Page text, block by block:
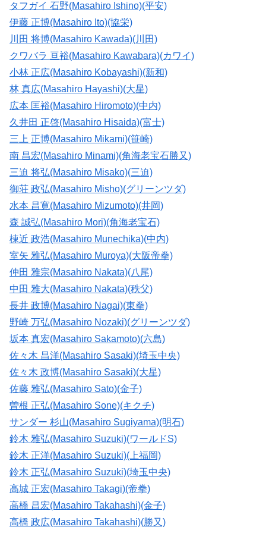
タフガイ 石野(Masahiro Ishino)(平安)
伊藤 正博(Masahiro Ito)(協栄)
川田 将博(Masahiro Kawada)(川田)
クワバラ 亘裕(Masahiro Kawabara)(カワイ)
小林 正広(Masahiro Kobayashi)(新和)
林 真広(Masahiro Hayashi)(大星)
広本 匡裕(Masahiro Hiromoto)(中内)
久井田 正啓(Masahiro Hisaida)(富士)
三上 正博(Masahiro Mikami)(笹崎)
南 昌宏(Masahiro Minami)(角海老宝石勝又)
三迫 将弘(Masahiro Misako)(三迫)
御荘 政弘(Masahiro Misho)(グリーンツダ)
水本 昌寛(Masahiro Mizumoto)(井岡)
森 誠弘(Masahiro Mori)(角海老宝石)
棟近 政浩(Masahiro Munechika)(中内)
室矢 雅弘(Masahiro Muroya)(大阪帝拳)
仲田 雅宗(Masahiro Nakata)(八尾)
中田 雅大(Masahiro Nakata)(秩父)
長井 政博(Masahiro Nagai)(東拳)
野崎 万弘(Masahiro Nozaki)(グリーンツダ)
坂本 真宏(Masahiro Sakamoto)(六島)
佐々木 昌洋(Masahiro Sasaki)(埼玉中央)
佐々木 政博(Masahiro Sasaki)(大星)
佐藤 雅弘(Masahiro Sato)(金子)
曽根 正弘(Masahiro Sone)(キクチ)
サンダー 杉山(Masahiro Sugiyama)(明石)
鈴木 雅弘(Masahiro Suzuki)(ワールドS)
鈴木 正洋(Masahiro Suzuki)(上福岡)
鈴木 正弘(Masahiro Suzuki)(埼玉中央)
高城 正宏(Masahiro Takagi)(帝拳)
高橋 昌宏(Masahiro Takahashi)(金子)
高橋 政広(Masahiro Takahashi)(勝又)